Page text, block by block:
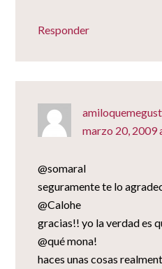
Responder
marzo 20, 2009
@somaral
seguramente te lo
@Calohe
gracias!! yo la verdad es
@qué mona!
haces unas cosas